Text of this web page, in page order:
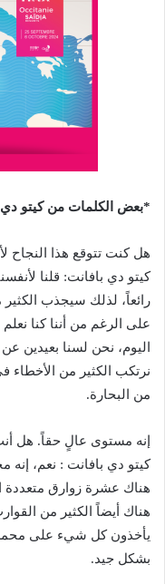
*بعض الكلمات من كيتو دي
هل كنت تتوقع هذا النجاح
كيتو دي بافانت: قلنا
رائعاً، لذلك سيجذب الكثير
على الرغم من أننا كنا نعلم
اليوم، نحن لسنا بعيدين
نرتكب الكثير من الأخطاء
من البحارة.
إنه مستوى عالٍ حقاً. هل
هناك أيضاً الكثير من
يأخذون كل شيء على محمل
بشكل جيد.